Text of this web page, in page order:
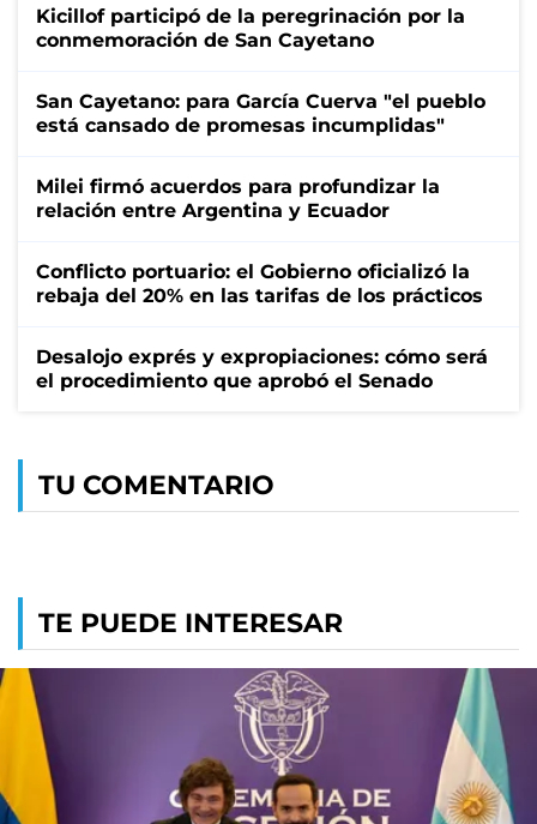
Kicillof participó de la peregrinación por la
conmemoración de San Cayetano
San Cayetano: para García Cuerva "el pueblo
está cansado de promesas incumplidas"
Milei firmó acuerdos para profundizar la
relación entre Argentina y Ecuador
Conflicto portuario: el Gobierno oficializó la
rebaja del 20% en las tarifas de los prácticos
Desalojo exprés y expropiaciones: cómo será
el procedimiento que aprobó el Senado
TU COMENTARIO
TE PUEDE INTERESAR